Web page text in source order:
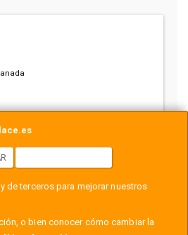
de terceros para mejorar nuestros
o bien conocer cómo cambiar la